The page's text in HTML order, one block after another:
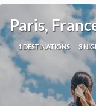
Paris,
1 DESTINATIONS 3